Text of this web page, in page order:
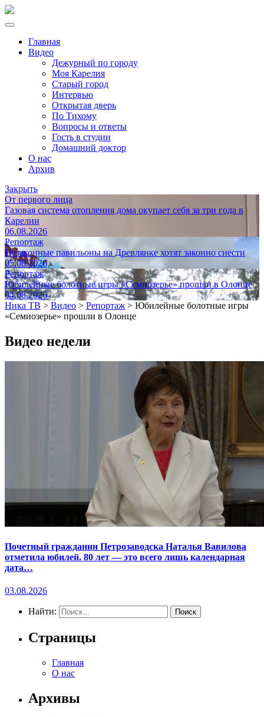
Главная
Видео
Дежурный по городу
Моя Карелия
Старый город
Интервью
Открытая дверь
По Тихому
Вопросы и ответы
Гость в студии
Домашний доктор
О нас
Архив
Закрыть
От первого лица
Газовая система отопления дома окупает себя за три года в
Карелии
06.08.2026
Репортаж
Незаконные павильоны на Древлянке хотят законно снести
05.08.2026
Репортаж
Юбилейные болотные игры «Семиозерье» прошли в Олонце
04.08.2026
Ника ТВ > Видео > Репортаж > Юбилейные болотные игры
«Семиозерье» прошли в Олонце
Видео недели
Почетный гражданин Петрозаводска Наталья Вавилова
отметила юбилей. 80 лет — это всего лишь календарная
дата…
03.08.2026
Найти:
Страницы
Главная
О нас
Архивы